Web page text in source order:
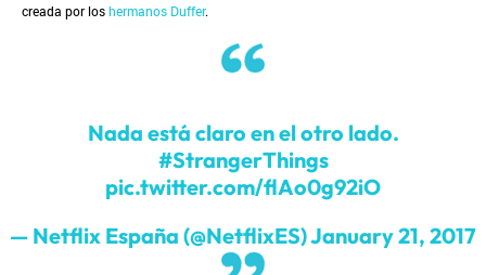
creada por loshermanos Duffer.
Nada está claro en el otro lado.
#StrangerThings
pic.twitter.com/flAo0g92iO
— Netflix España (@NetflixES)January 21, 2017